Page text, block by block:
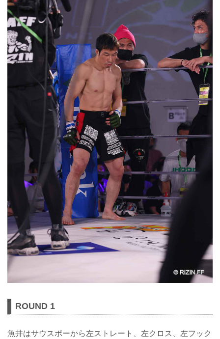
ROUND 1
魚井はサウスポーから左ストレート、左クロス、左フック